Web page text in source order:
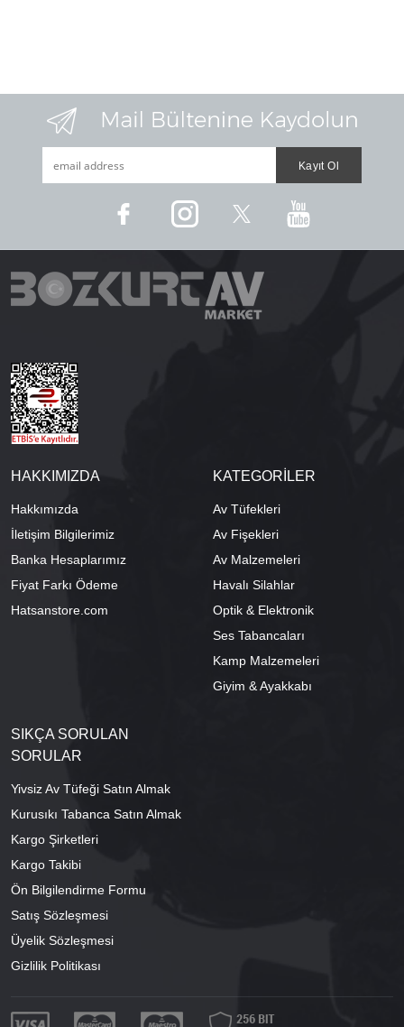
HAKKIMIZDA
Hakkımızda
İletişim Bilgilerimiz
Banka Hesaplarımız
Fiyat Farkı Ödeme
Hatsanstore.com
KATEGORİLER
Av Tüfekleri
Av Fişekleri
Av Malzemeleri
Havalı Silahlar
Optik & Elektronik
Ses Tabancaları
Kamp Malzemeleri
Giyim & Ayakkabı
SIKÇA SORULAN
SORULAR
Yivsiz Av Tüfeği Satın Almak
Kurusıkı Tabanca Satın Almak
Kargo Şirketleri
Kargo Takibi
Ön Bilgilendirme Formu
Satış Sözleşmesi
Üyelik Sözleşmesi
Gizlilik Politikası